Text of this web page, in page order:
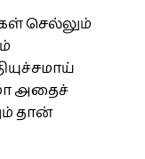
செல்லும்
அதைச்
தான்